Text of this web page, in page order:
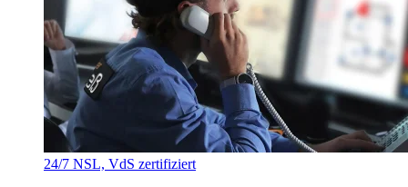
24/7 NSL, VdS zertifiziert